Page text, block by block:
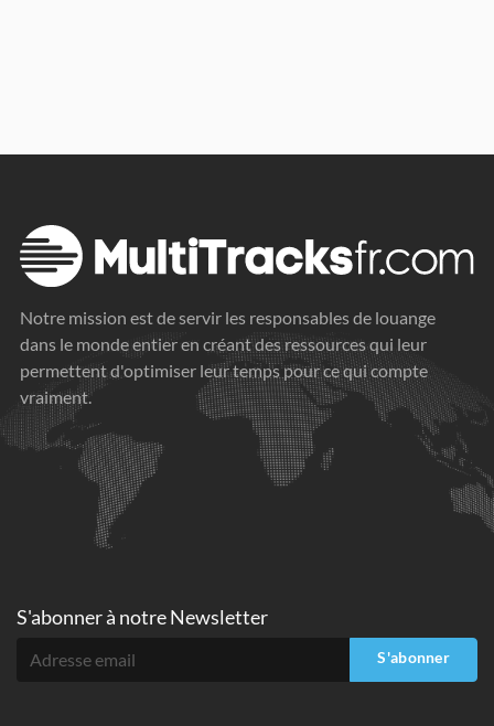
Notre mission est de servir les responsables de louange
dans le monde entier en créant des ressources qui leur
permettent d'optimiser leur temps pour ce qui compte
vraiment.
S'abonner à notre Newsletter
S'abonner